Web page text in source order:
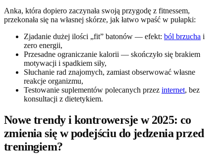
Anka, która dopiero zaczynała swoją przygodę z fitnessem,
przekonała się na własnej skórze, jak łatwo wpaść w pułapki:
Zjadanie dużej ilości „fit” batonów — efekt: ból brzucha i
zero energii,
Przesadne ograniczanie kalorii — skończyło się brakiem
motywacji i spadkiem siły,
Słuchanie rad znajomych, zamiast obserwować własne
reakcje organizmu,
Testowanie suplementów polecanych przez internet, bez
konsultacji z dietetykiem.
Nowe trendy i kontrowersje w 2025: co
zmienia się w podejściu do jedzenia przed
treningiem?